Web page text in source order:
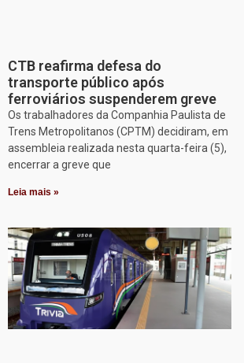
CTB reafirma defesa do
transporte público após
ferroviários suspenderem greve
Os trabalhadores da Companhia Paulista de
Trens Metropolitanos (CPTM) decidiram, em
assembleia realizada nesta quarta-feira (5),
encerrar a greve que
Leia mais »